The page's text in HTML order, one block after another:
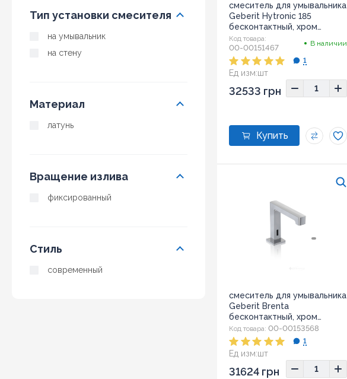
Тип установки смесителя
на умывальник
на стену
Материал
латунь
Вращение излива
фиксированный
Стиль
современный
смеситель для умывальника
Geberit Hytronic 185
бесконтактный, хром
(116.135.21.1)
Код товара:
00-00151467 В наличии
Ед изм:шт
1
32533 грн
смеситель для умывальника
Geberit Brenta
бесконтактный, хром
(116.172.21.1)
Код товара: 00-00153568
Ед изм:шт
1
31624 грн